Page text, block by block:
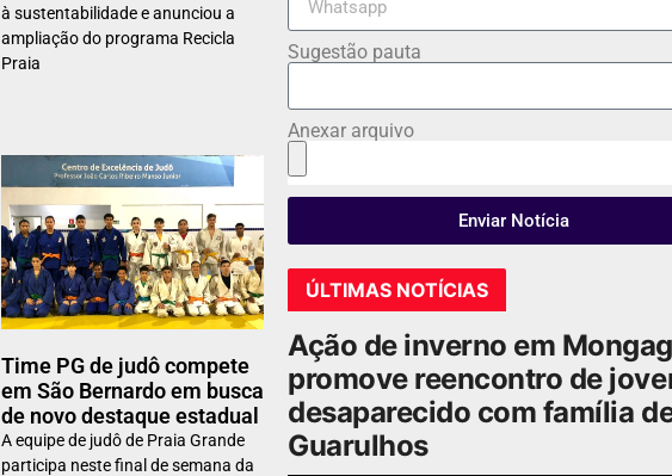
à sustentabilidade e anunciou a
ampliação do programa Recicla
Praia
Time PG de judô compete
em São Bernardo em busca
de novo destaque estadual
A equipe de judô de Praia Grande
participa neste final de semana da
Sugestão pauta
Anexar arquivo
Enviar Notícia
ÚLTIMAS NOTÍCIAS
Ação de inverno em
promove reencontro de
desaparecido com família
Guarulhos